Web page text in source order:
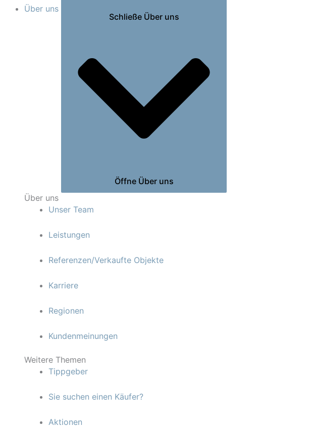
Über uns
Schließe Über uns
Öffne Über uns
Über uns
Unser Team
Leistungen
Referenzen/Verkaufte Objekte
Karriere
Regionen
Kundenmeinungen
Weitere Themen
Tippgeber
Sie suchen einen Käufer?
Aktionen